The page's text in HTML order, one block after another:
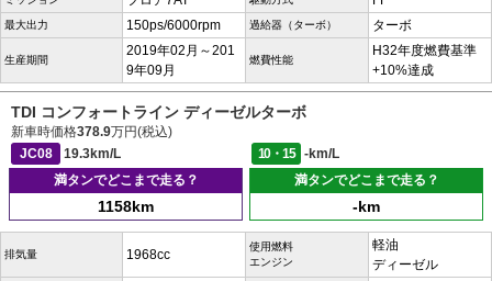
最大出力 150ps/6000rpm 過給器（ターボ） ターボ
生産期間
2019年02月～201
9年09月
燃費性能
H32年度燃費基準
+10%達成
TDI コンフォートライン ディーゼルターボ
新車時価格378.9万円(税込)
JC08
19.3km/L 10・15
-km/L
満タンでどこまで走る？
1158km
満タンでどこまで走る？
-km
排気量 1968cc
使用燃料
エンジン
軽油
ディーゼル